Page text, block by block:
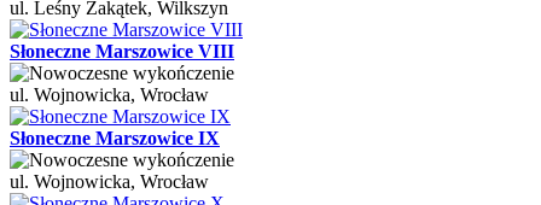
ul. Leśny Zakątek, Wilkszyn
Słoneczne Marszowice VIII
ul. Wojnowicka, Wrocław
Słoneczne Marszowice IX
ul. Wojnowicka, Wrocław